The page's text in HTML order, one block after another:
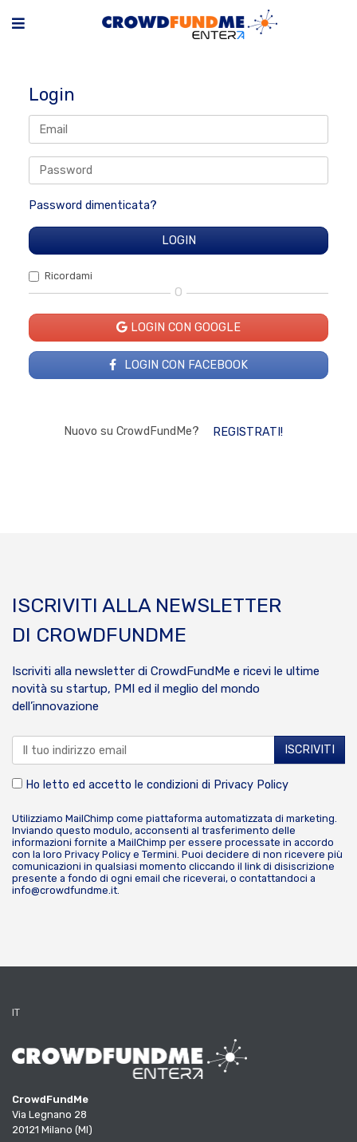
Login
Password dimenticata?
Ricordami
O
LOGIN CON GOOGLE
LOGIN CON FACEBOOK
Nuovo su CrowdFundMe? REGISTRATI!
ISCRIVITI ALLA NEWSLETTER
DI CROWDFUNDME
Iscriviti alla newsletter di CrowdFundMe e ricevi le ultime
novità su startup, PMI ed il meglio del mondo
dell’innovazione
Ho letto ed accetto le condizioni di Privacy Policy
Utilizziamo MailChimp come piattaforma automatizzata di marketing.
Inviando questo modulo, acconsenti al trasferimento delle
informazioni fornite a MailChimp per essere processate in accordo
con la loro Privacy Policy e Termini. Puoi decidere di non ricevere più
comunicazioni in qualsiasi momento cliccando il link di disiscrizione
presente a fondo di ogni email che riceverai, o contattandoci a
info@crowdfundme.it.
IT
CrowdFundMe
Via Legnano 28
20121 Milano (MI)